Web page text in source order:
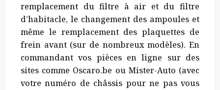
remplacement du filtre à air et du filtre
d’habitacle, le changement des ampoules et
même le remplacement des plaquettes de
frein avant (sur de nombreux modèles). En
commandant vos pièces en ligne sur des
sites comme Oscaro.be ou Mister-Auto (avec
votre numéro de châssis pour ne pas vous